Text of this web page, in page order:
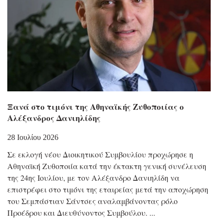
Ξανά στο τιμόνι της Αθηναϊκής Ζυθοποιίας ο
Αλέξανδρος Δανιηλίδης
28 Ιουλίου 2026
Σε εκλογή νέου Διοικητικού Συμβουλίου προχώρησε η
Αθηναϊκή Ζυθοποιία κατά την έκτακτη γενική συνέλευση
της 24ης Ιουλίου, με τον Αλέξανδρο Δανιηλίδη να
επιστρέφει στο τιμόνι της εταιρείας μετά την αποχώρηση
του Σεμπάστιαν Σάντσες αναλαμβάνοντας ρόλο
Προέδρου και Διευθύνοντος Συμβούλου.